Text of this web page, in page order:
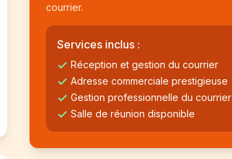
courrier.
Services inclus :
Réception et gestion du courrier
Adresse commerciale prestigieuse
Gestion professionnelle du courrier
Salle de réunion disponible